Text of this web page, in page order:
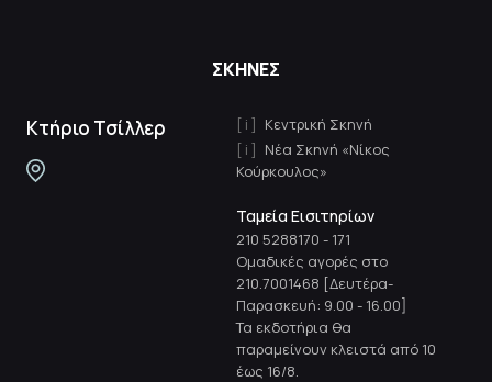
ΣΚΗΝΕΣ
Κτήριο Τσίλλερ
Κεντρική Σκηνή
Νέα Σκηνή «Νίκος
Κούρκουλος»
Ταμεία Εισιτηρίων
210 5288170 - 171
Ομαδικές αγορές στο
210.7001468 [Δευτέρα-
Παρασκευή: 9.00 - 16.00]
Τα εκδοτήρια θα
παραμείνουν κλειστά από 10
έως 16/8.